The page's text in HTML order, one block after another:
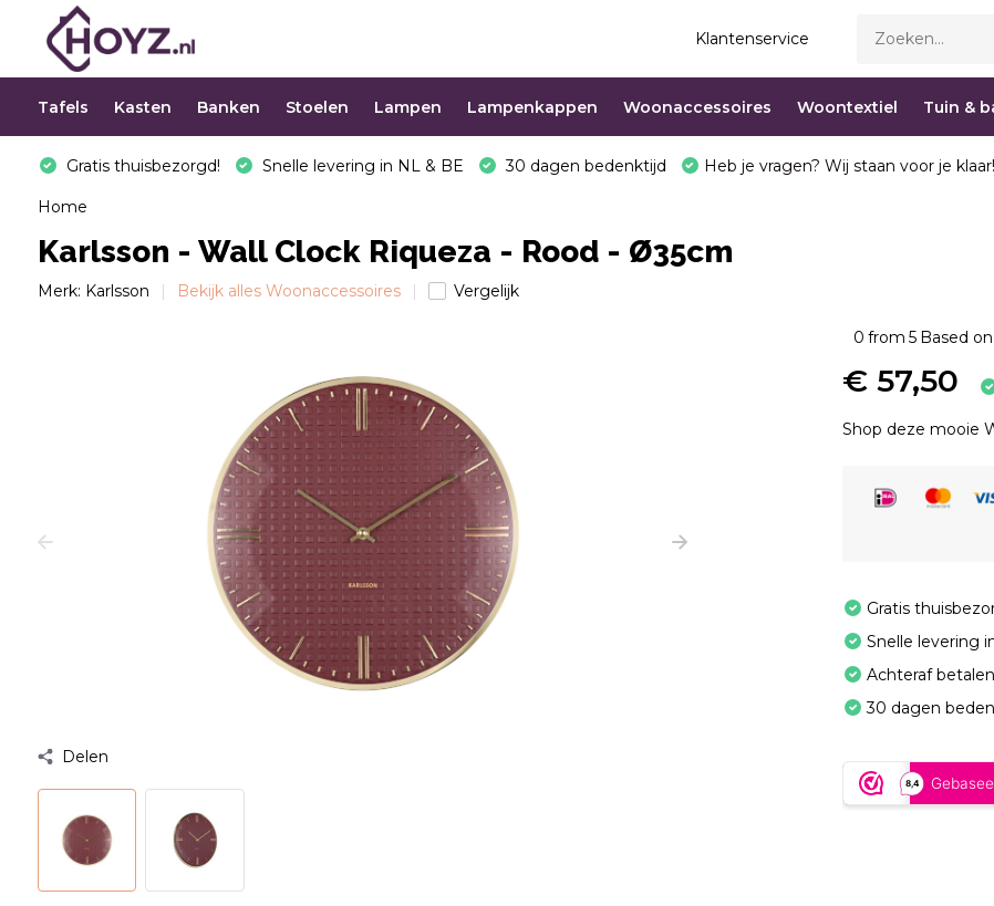
Klantenservice
Tafels Kasten Banken Stoelen Lampen Lampenkappen Woonaccessoires Woontextiel Tuin &
Gratis thuisbezorgd! Snelle levering in NL & BE 30 dagen bedenktijd Heb je vragen? Wij staan voor je
Home
Karlsson - Wall Clock Riqueza - Rood - Ø35cm
Merk: Karlsson Bekijk alles Woonaccessoires Vergelijk
Delen
0 from 5 Based
€ 57,50
Shop deze mooie
Gratis
Snelle levering
Achteraf
30 dagen